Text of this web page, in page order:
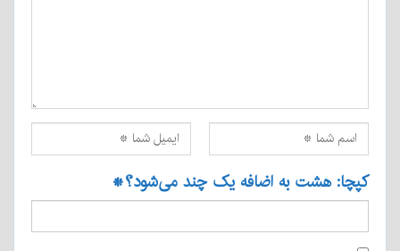
کپچا: هشت به اضافه یک چند می‌شود؟*